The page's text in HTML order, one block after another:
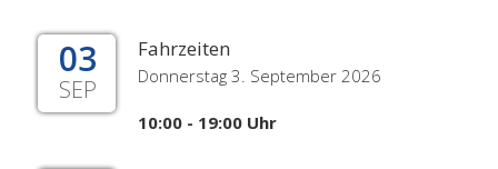
03
SEP
Fahrzeiten
Donnerstag 3. September 2026
10:00 - 19:00 Uhr